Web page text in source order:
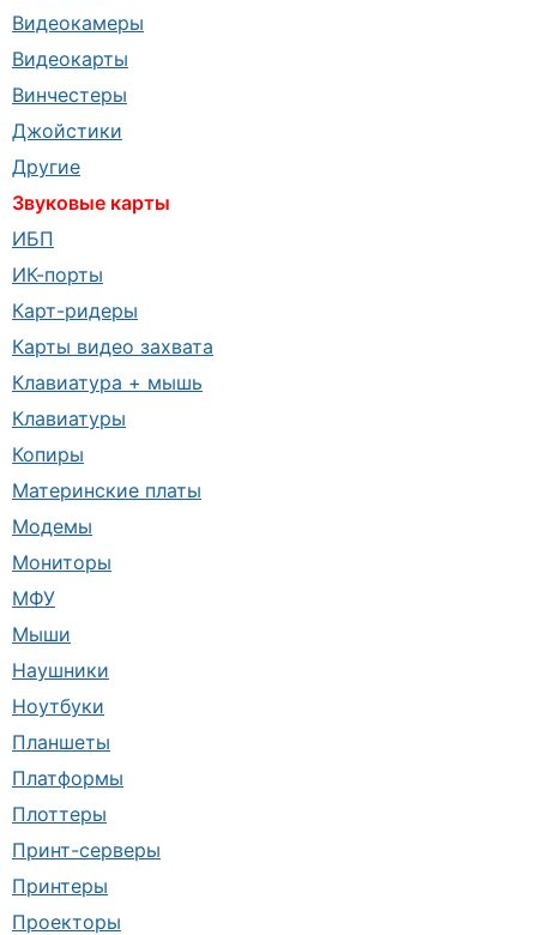
Видеокамеры
Видеокарты
Винчестеры
Джойстики
Другие
Звуковые карты
ИБП
ИК-порты
Карт-ридеры
Карты видео захвата
Клавиатура + мышь
Клавиатуры
Копиры
Материнские платы
Модемы
Мониторы
МФУ
Мыши
Наушники
Ноутбуки
Планшеты
Платформы
Плоттеры
Принт-серверы
Принтеры
Проекторы